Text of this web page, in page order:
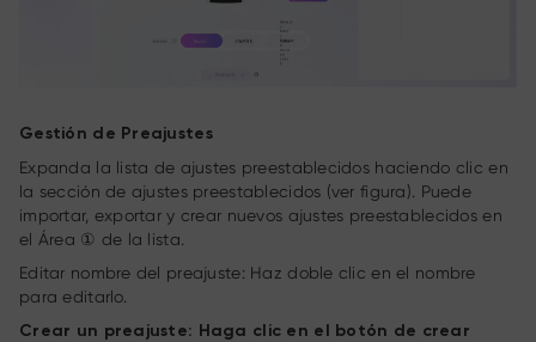
Gestión de Preajustes
Expanda la lista de ajustes preestablecidos haciendo clic en
la sección de ajustes preestablecidos (ver figura). Puede
importar, exportar y crear nuevos ajustes preestablecidos en
el Área ① de la lista.
Editar nombre del preajuste: Haz doble clic en el nombre
para editarlo.
Crear un preajuste: Haga clic en el botón de crear